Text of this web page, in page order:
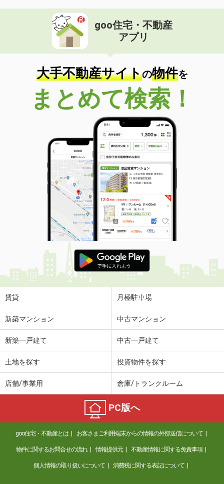
goo住宅・不動産
アプリ
大手不動産サイトの物件を
まとめて検索！
賃貸 月極駐車場
新築マンション 中古マンション
新築一戸建て 中古一戸建て
土地を探す 投資物件を探す
店舗/事業用 倉庫/トランクルーム
PC版へ
goo住宅・不動産とは お客さまご利用端末からの情報の外部送信について
物件に関するお問合せの流れ 情報提供元 不動産情報に関する免責事項
個人情報の取り扱いについて 消費税に関する表記について